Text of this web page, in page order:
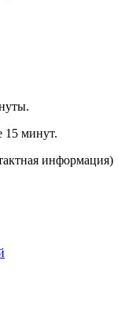
15 минут.
информация)